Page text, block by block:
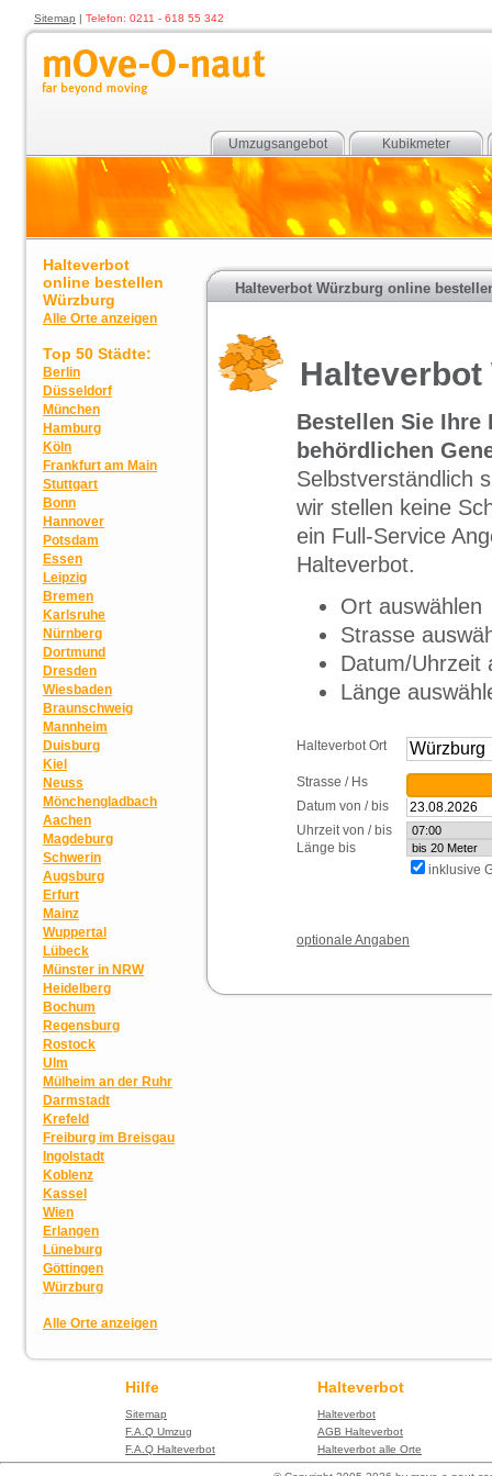
Sitemap | Telefon: 0211 - 618 55 342
Kubikmeter
Umzugsangebot
Halteverbot
online bestellen
Würzburg
Alle Orte anzeigen
Top 50 Städte:
Berlin
Düsseldorf
München
Hamburg
Köln
Frankfurt am Main
Stuttgart
Bonn
Hannover
Potsdam
Essen
Leipzig
Bremen
Karlsruhe
Nürnberg
Dortmund
Dresden
Wiesbaden
Braunschweig
Mannheim
Duisburg
Kiel
Neuss
Mönchengladbach
Aachen
Magdeburg
Schwerin
Augsburg
Erfurt
Mainz
Wuppertal
Lübeck
Münster in NRW
Heidelberg
Bochum
Regensburg
Rostock
Ulm
Mülheim an der Ruhr
Darmstadt
Krefeld
Freiburg im Breisgau
Ingolstadt
Koblenz
Kassel
Wien
Erlangen
Lüneburg
Göttingen
Würzburg
Alle Orte anzeigen
Halteverbot Würzburg online
Halteverbot
Bestellen Sie
behördlichen
Selbstverständlich
wir stellen keine
ein Full-Service
Halteverbot.
Ort auswählen
Strasse
Datum/Uhrzeit
Länge
Halteverbot Ort
Strasse / Hs
Datum von / bis
Uhrzeit von / bis
Länge bis
inklusive
optionale Angaben
Hilfe
Sitemap
F.A.Q Umzug
F.A.Q Halteverbot
Halteverbot
Halteverbot
AGB Halteverbot
Halteverbot alle Orte